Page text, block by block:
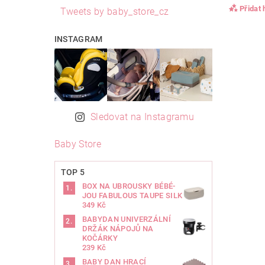
Tweets by baby_store_cz
INSTAGRAM
Sledovat na Instagramu
Baby Store
TOP 5
BOX NA UBROUSKY BÉBÉ-
JOU FABULOUS TAUPE SILK
349 Kč
BABYDAN UNIVERZÁLNÍ
DRŽÁK NÁPOJŮ NA
KOČÁRKY
239 Kč
BABY DAN HRACÍ
Přidat